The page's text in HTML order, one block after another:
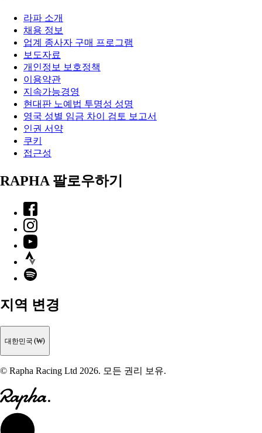
라파 소개
채용 정보
업계 종사자 구매 프로그램
보도자료
개인정보 보호정책
이용약관
지속가능경영
현대판 노예법 투명성 성명
영국 성별 임금 차이 검토 보고서
인권 서약
쿠키
접근성
RAPHA 팔로우하기
Facebook
Instagram
YouTube
Strava
Spotify
지역 변경
대한민국 (₩)
© Rapha Racing Ltd 2026. 모든 권리 보유.